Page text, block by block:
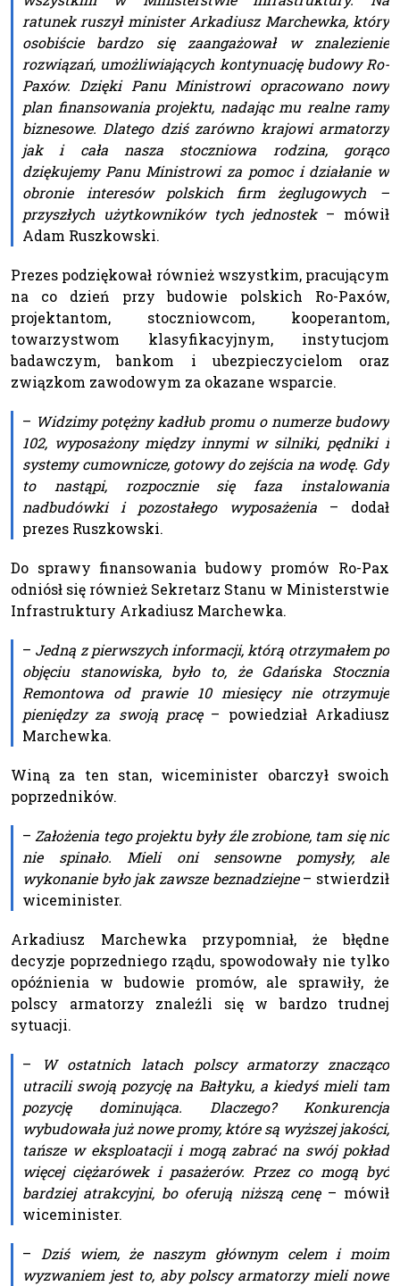
ratunek ruszył minister Arkadiusz Marchewka, który
osobiście bardzo się zaangażował w znalezienie
rozwiązań, umożliwiających kontynuację budowy Ro-
Paxów. Dzięki Panu Ministrowi opracowano nowy
plan finansowania projektu, nadając mu realne ramy
biznesowe. Dlatego dziś zarówno krajowi armatorzy
jak i cała nasza stoczniowa rodzina, gorąco
dziękujemy Panu Ministrowi za pomoc i działanie w
obronie interesów polskich firm żeglugowych –
przyszłych użytkowników tych jednostek– mówił
Adam Ruszkowski.
Prezes podziękował również wszystkim, pracującym
na co dzień przy budowie polskich Ro-Paxów,
projektantom, stoczniowcom, kooperantom,
towarzystwom klasyfikacyjnym, instytucjom
badawczym, bankom i ubezpieczycielom oraz
związkom zawodowym za okazane wsparcie.
– Widzimy potężny kadłub promu o numerze budowy
102, wyposażony między innymi w silniki, pędniki i
systemy cumownicze, gotowy do zejścia na wodę. Gdy
to nastąpi, rozpocznie się faza instalowania
nadbudówki i pozostałego wyposażenia – dodał
prezes Ruszkowski.
Do sprawy finansowania budowy promów Ro-Pax
odniósł się również Sekretarz Stanu w Ministerstwie
Infrastruktury Arkadiusz Marchewka.
– Jedną z pierwszych informacji, którą otrzymałem po
objęciu stanowiska, było to, że Gdańska Stocznia
Remontowa od prawie 10 miesięcy nie otrzymuje
pieniędzy za swoją pracę– powiedział Arkadiusz
Marchewka.
Winą za ten stan, wiceminister obarczył swoich
poprzedników.
– Założenia tego projektu były źle zrobione, tam się nic
nie spinało. Mieli oni sensowne pomysły, ale
wykonanie było jak zawsze beznadziejne– stwierdził
wiceminister.
Arkadiusz Marchewka przypomniał, że błędne
decyzje poprzedniego rządu, spowodowały nie tylko
opóźnienia w budowie promów, ale sprawiły, że
polscy armatorzy znaleźli się w bardzo trudnej
sytuacji.
–
W ostatnich latach polscy armatorzy znacząco
utracili swoją pozycję na Bałtyku, a kiedyś mieli tam
pozycję dominująca. Dlaczego? Konkurencja
wybudowała już nowe promy, które są wyższej jakości,
tańsze w eksploatacji i mogą zabrać na swój pokład
więcej ciężarówek i pasażerów. Przez co mogą być
bardziej atrakcyjni, bo oferują niższą cenę– mówił
wiceminister.
–
Dziś wiem, że naszym głównym celem i moim
wyzwaniem jest to, aby polscy armatorzy mieli nowe